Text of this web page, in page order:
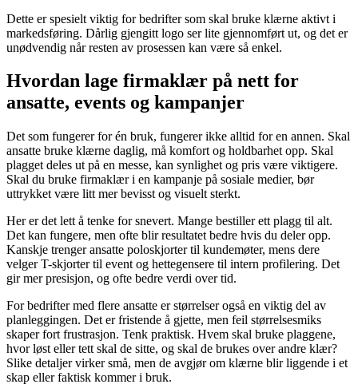
Dette er spesielt viktig for bedrifter som skal bruke klærne aktivt i
markedsføring. Dårlig gjengitt logo ser lite gjennomført ut, og det er
unødvendig når resten av prosessen kan være så enkel.
Hvordan lage firmaklær på nett for
ansatte, events og kampanjer
Det som fungerer for én bruk, fungerer ikke alltid for en annen. Skal
ansatte bruke klærne daglig, må komfort og holdbarhet opp. Skal
plagget deles ut på en messe, kan synlighet og pris være viktigere.
Skal du bruke firmaklær i en kampanje på sosiale medier, bør
uttrykket være litt mer bevisst og visuelt sterkt.
Her er det lett å tenke for snevert. Mange bestiller ett plagg til alt.
Det kan fungere, men ofte blir resultatet bedre hvis du deler opp.
Kanskje trenger ansatte poloskjorter til kundemøter, mens dere
velger T-skjorter til event og hettegensere til intern profilering. Det
gir mer presisjon, og ofte bedre verdi over tid.
For bedrifter med flere ansatte er størrelser også en viktig del av
planleggingen. Det er fristende å gjette, men feil størrelsesmiks
skaper fort frustrasjon. Tenk praktisk. Hvem skal bruke plaggene,
hvor løst eller tett skal de sitte, og skal de brukes over andre klær?
Slike detaljer virker små, men de avgjør om klærne blir liggende i et
skap eller faktisk kommer i bruk.